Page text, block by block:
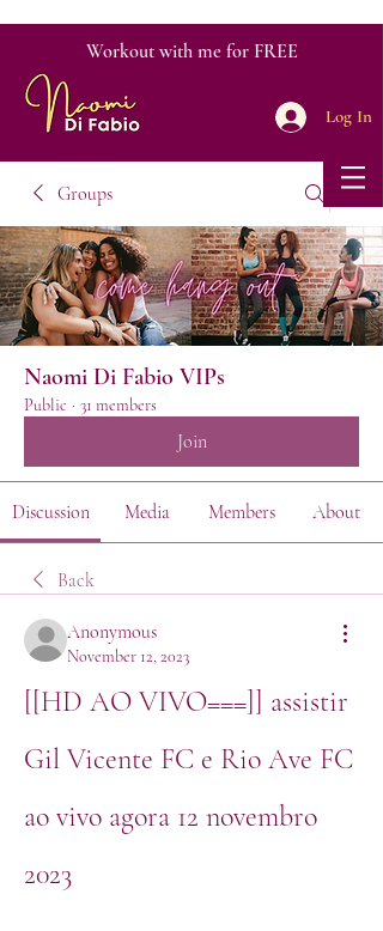
Workout with me for FREE
Log In
Groups
Naomi Di Fabio VIPs
Public · 31 members
Join
Discussion Media Members About
Back
Anonymous
November 12, 2023
[[HD AO VIVO===]] assistir
Gil Vicente FC e Rio Ave FC
ao vivo agora 12 novembro
2023